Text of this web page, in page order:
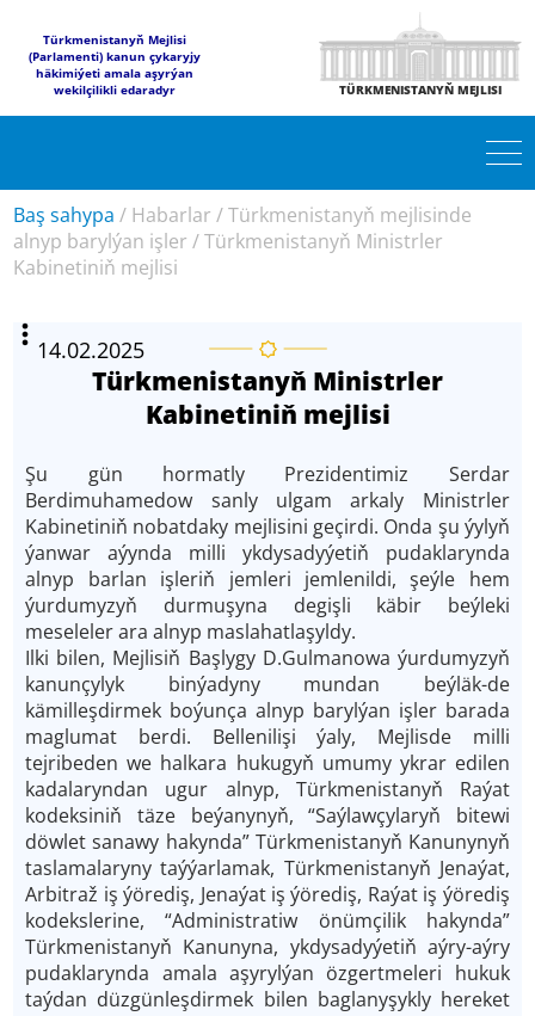
Türkmenistanyň Mejlisi
(Parlamenti) kanun çykaryjy
häkimiýeti amala aşyrýan
wekilçilikli edaradyr
TÜRKMENISTANYŇ MEJLISI
Baş sahypa / Habarlar /Türkmenistanyň mejlisinde
alnyp barylýan işler /Türkmenistanyň Ministrler
Kabinetiniň mejlisi
14.02.2025
Türkmenistanyň Ministrler
Kabinetiniň mejlisi
Şu gün hormatly Prezidentimiz Serdar
Berdimuhamedow sanly ulgam arkaly Ministrler
Kabinetiniň nobatdaky mejlisini geçirdi. Onda şu ýylyň
ýanwar aýynda milli ykdysadyýetiň pudaklarynda
alnyp barlan işleriň jemleri jemlenildi, şeýle hem
ýurdumyzyň durmuşyna degişli käbir beýleki
meseleler ara alnyp maslahatlaşyldy.
Ilki bilen, Mejlisiň Başlygy D.Gulmanowa ýurdumyzyň
kanunçylyk binýadyny mundan beýläk-de
kämilleşdirmek boýunça alnyp barylýan işler barada
maglumat berdi. Bellenilişi ýaly, Mejlisde milli
tejribeden we halkara hukugyň umumy ykrar edilen
kadalaryndan ugur alnyp, Türkmenistanyň Raýat
kodeksiniň täze beýanynyň, “Saýlawçylaryň bitewi
döwlet sanawy hakynda” Türkmenistanyň Kanunynyň
taslamalaryny taýýarlamak, Türkmenistanyň Jenaýat,
Arbitraž iş ýörediş, Jenaýat iş ýörediş, Raýat iş ýörediş
kodekslerine, “Administratiw önümçilik hakynda”
Türkmenistanyň Kanunyna, ykdysadyýetiň aýry-aýry
pudaklarynda amala aşyrylýan özgertmeleri hukuk
taýdan düzgünleşdirmek bilen baglanyşykly hereket